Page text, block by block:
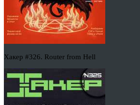
Хакер #326. Router from Hell